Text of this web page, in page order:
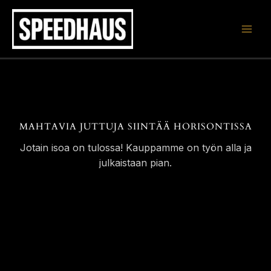
Siirry
sisältöön
MAHTAVIA JUTTUJA SIINTÄÄ HORISONTISSA
Jotain isoa on tulossa! Kauppamme on työn alla ja
julkaistaan pian.